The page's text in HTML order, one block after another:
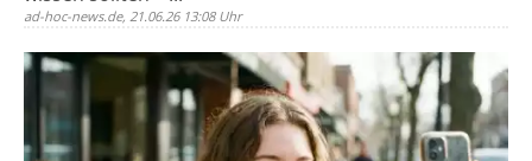
ad-hoc-news.de, 21.06.26 13:08 Uhr